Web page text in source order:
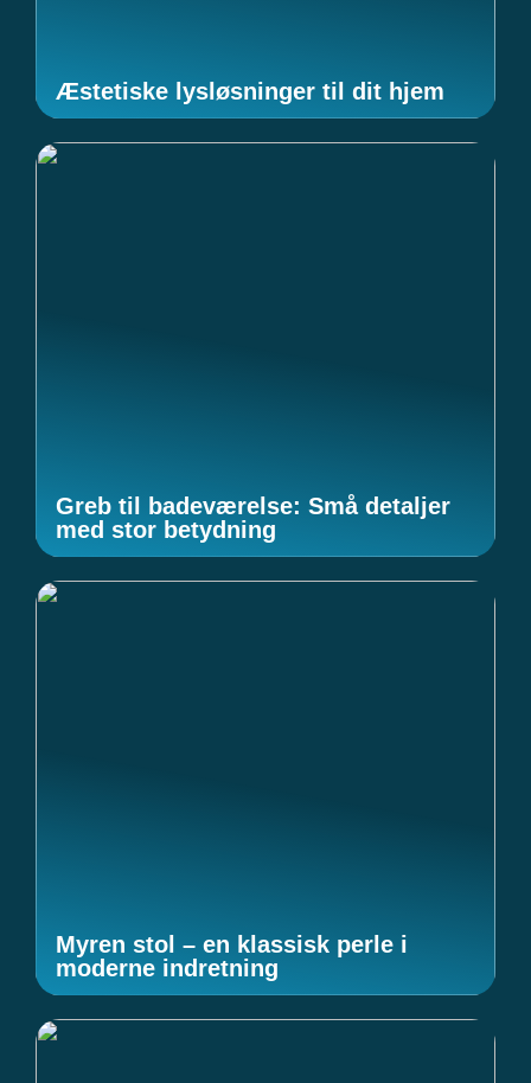
Æstetiske lysløsninger til dit hjem
Greb til badeværelse: Små detaljer
med stor betydning
Myren stol – en klassisk perle i
moderne indretning